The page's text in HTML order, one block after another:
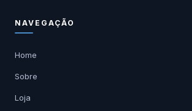
NAVEGAÇÃO
Home
Sobre
Loja